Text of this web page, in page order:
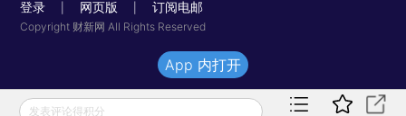
登录 网页版 订阅电邮
Copyright 财新网 All Rights Reserved
发表评论得积分
App 内打开